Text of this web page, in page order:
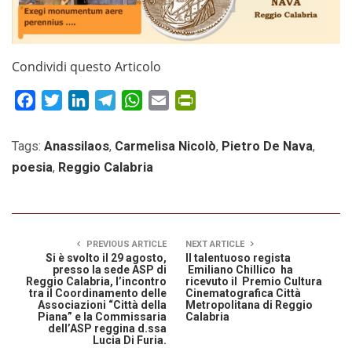
Condividi questo Articolo
FacebookTwitterLinkedInTelegramWhatsApp
Email
Tags: Anassilaos, Carmelisa Nicolò, Pietro De Nava,
poesia, Reggio Calabria
PREVIOUS ARTICLE
Si è svolto il 29 agosto,
presso la sede ASP di
Reggio Calabria, l’incontro
tra il Coordinamento delle
Associazioni “Città della
Piana” e la Commissaria
dell’ASP reggina d.ssa
Lucia Di Furia.
NEXT ARTICLE
Il talentuoso regista
Emiliano Chillico ha
ricevuto il Premio Cultura
Cinematografica Città
Metropolitana di Reggio
Calabria